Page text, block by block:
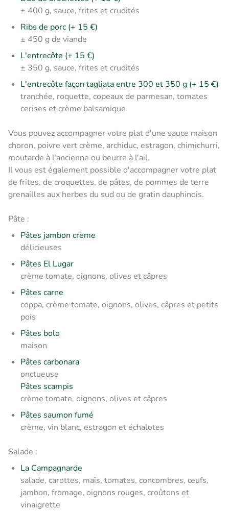
± 400 g, sauce, frites et crudités
Ribs de porc (+ 15 €)
± 450 g de viande
L'entrecôte (+ 15 €)
± 350 g, sauce, frites et crudités
L'entrecôte façon tagliata entre 300 et 350 g (+ 15 €)
tranchée, roquette, copeaux de parmesan, tomates
cerises et crème balsamique
Vous pouvez accompagner votre plat d'une sauce maison
choron, poivre vert crème, archiduc, estragon, chimichurri,
moutarde à l'ancienne ou beurre à l'ail.
Il vous est également possible d'accompagner votre plat
de frites, de croquettes, de pâtes, de pommes de terre
grenailles aux herbes du sud ou de gratin dauphinois.
Pâte :
Pâtes jambon crème
délicieuses
Pâtes El Lugar
crème tomate, oignons, olives et câpres
Pâtes carne
coppa, crème tomate, oignons, olives, câpres et petits
pois
Pâtes bolo
maison
Pâtes carbonara
onctueuse
Pâtes scampis
crème tomate, oignons, olives et câpres
Pâtes saumon fumé
crème, vin blanc, estragon et échalotes
Salade :
La Campagnarde
salade, carottes, maïs, tomates, concombres, œufs,
jambon, fromage, oignons rouges, croûtons et
vinaigrette